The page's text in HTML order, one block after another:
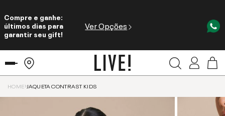
Compre e ganhe:
últimos dias para
garantir seu gift!
Ver Opções
HOME JAQUETA CONTRAST KIDS